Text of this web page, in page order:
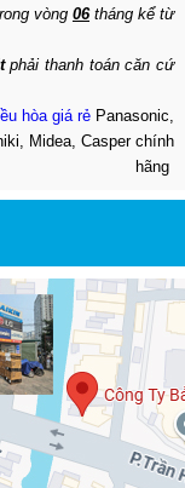
vòng 06tháng kể từ
phải thanh toán căn cứ
hòa giá rẻ Panasonic,
Midea, Casper chính
hãng